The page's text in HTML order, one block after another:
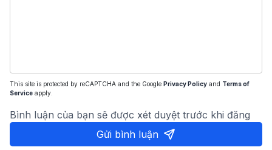
This site is protected by reCAPTCHA and the Google Privacy Policy and Terms of
Service apply.
Bình luận của bạn sẽ được xét duyệt trước khi đăng
Gửi bình luận